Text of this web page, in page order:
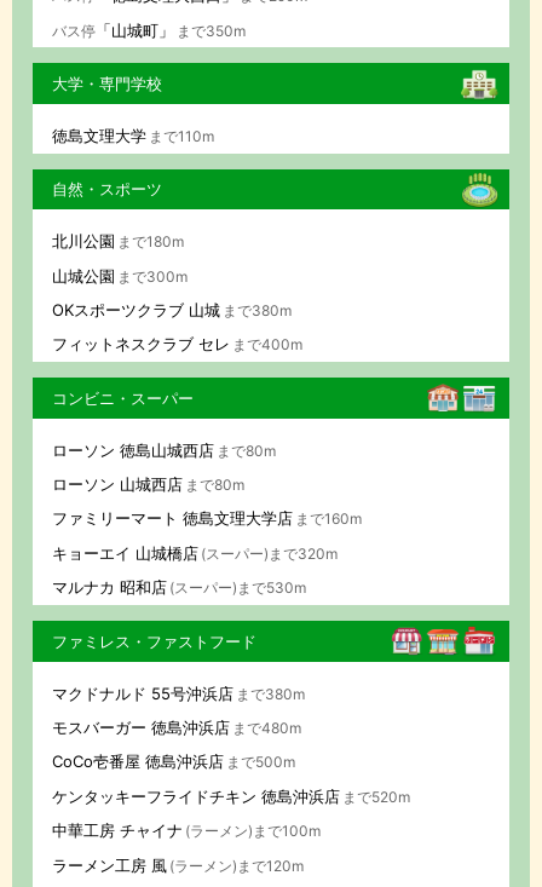
バス停「山城町」 まで350m
大学・専門学校
徳島文理大学 まで110m
自然・スポーツ
北川公園 まで180m
山城公園 まで300m
OKスポーツクラブ 山城 まで380m
フィットネスクラブ セレ まで400m
コンビニ・スーパー
ローソン 徳島山城西店 まで80m
ローソン 山城西店 まで80m
ファミリーマート 徳島文理大学店 まで160m
キョーエイ 山城橋店 (スーパー)まで320m
マルナカ 昭和店 (スーパー)まで530m
ファミレス・ファストフード
マクドナルド 55号沖浜店 まで380m
モスバーガー 徳島沖浜店 まで480m
CoCo壱番屋 徳島沖浜店 まで500m
ケンタッキーフライドチキン 徳島沖浜店 まで520m
中華工房 チャイナ (ラーメン)まで100m
ラーメン工房 風 (ラーメン)まで120m